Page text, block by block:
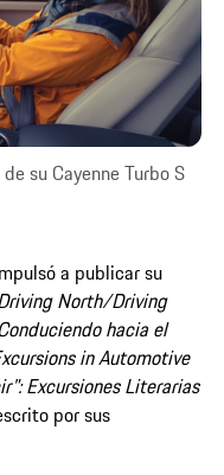
su Cayenne Turbo S
a publicar su
North/Driving
hacia el
in Automotive
Excursiones Literarias
por sus